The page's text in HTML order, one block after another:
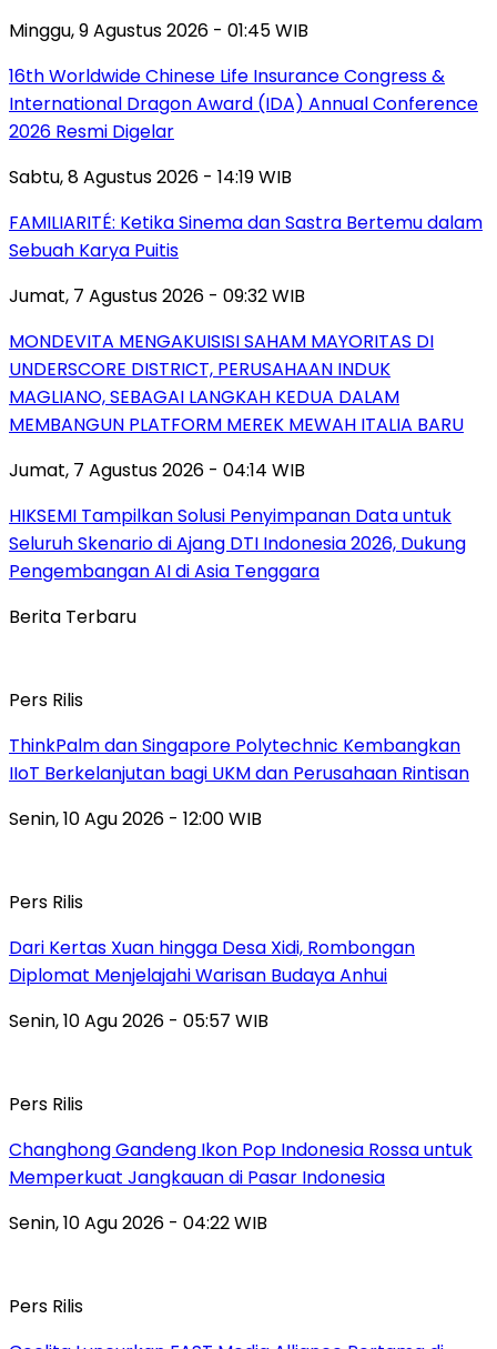
Minggu, 9 Agustus 2026 - 01:45 WIB
16th Worldwide Chinese Life Insurance Congress &
International Dragon Award (IDA) Annual Conference
2026 Resmi Digelar
Sabtu, 8 Agustus 2026 - 14:19 WIB
FAMILIARITÉ: Ketika Sinema dan Sastra Bertemu dalam
Sebuah Karya Puitis
Jumat, 7 Agustus 2026 - 09:32 WIB
MONDEVITA MENGAKUISISI SAHAM MAYORITAS DI
UNDERSCORE DISTRICT, PERUSAHAAN INDUK
MAGLIANO, SEBAGAI LANGKAH KEDUA DALAM
MEMBANGUN PLATFORM MEREK MEWAH ITALIA BARU
Jumat, 7 Agustus 2026 - 04:14 WIB
HIKSEMI Tampilkan Solusi Penyimpanan Data untuk
Seluruh Skenario di Ajang DTI Indonesia 2026, Dukung
Pengembangan AI di Asia Tenggara
Berita Terbaru
Pers Rilis
ThinkPalm dan Singapore Polytechnic Kembangkan
IIoT Berkelanjutan bagi UKM dan Perusahaan Rintisan
Senin, 10 Agu 2026 - 12:00 WIB
Pers Rilis
Dari Kertas Xuan hingga Desa Xidi, Rombongan
Diplomat Menjelajahi Warisan Budaya Anhui
Senin, 10 Agu 2026 - 05:57 WIB
Pers Rilis
Changhong Gandeng Ikon Pop Indonesia Rossa untuk
Memperkuat Jangkauan di Pasar Indonesia
Senin, 10 Agu 2026 - 04:22 WIB
Pers Rilis